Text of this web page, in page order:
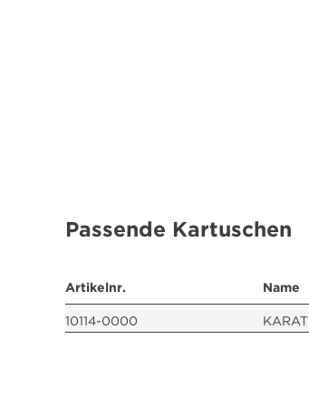
Passende Kartuschen
Artikelnr. Name
10114-0000 KARAT